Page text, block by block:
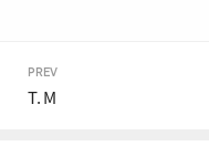
PREV
T.M